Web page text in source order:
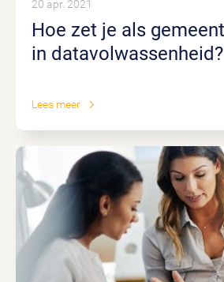
Hoe zet je als gemeente stappen
in datavolwassenheid?
20 apr. 2021
Lees meer